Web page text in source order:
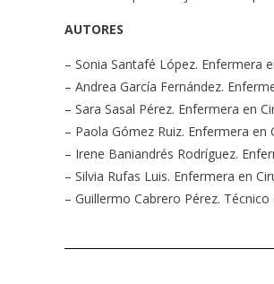
AUTORES
– Sonia Santafé López. Enfermera
– Andrea García Fernández.
– Sara Sasal Pérez. Enfermera en
– Paola Gómez Ruiz. Enfermera en
– Irene Baniandrés Rodríguez.
– Silvia Rufas Luis. Enfermera en
– Guillermo Cabrero Pérez.